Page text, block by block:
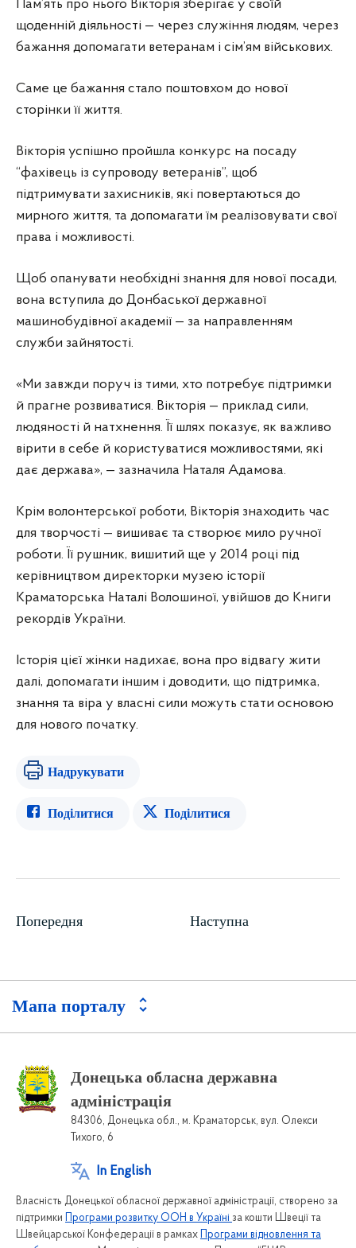
Пам’ять про нього Вікторія зберігає у своїй
щоденній діяльності — через служіння людям, через
бажання допомагати ветеранам і сім’ям військових.
Саме це бажання стало поштовхом до нової
сторінки її життя.
Вікторія успішно пройшла конкурс на посаду
“фахівець із супроводу ветеранів”, щоб
підтримувати захисників, які повертаються до
мирного життя, та допомагати їм реалізовувати свої
права і можливості.
Щоб опанувати необхідні знання для нової посади,
вона вступила до Донбаської державної
машинобудівної академії — за направленням
служби зайнятості.
«Ми завжди поруч із тими, хто потребує підтримки
й прагне розвиватися. Вікторія — приклад сили,
людяності й натхнення. Її шлях показує, як важливо
вірити в себе й користуватися можливостями, які
дає держава», — зазначила Наталя Адамова.
Крім волонтерської роботи, Вікторія знаходить час
для творчості — вишиває та створює мило ручної
роботи. Її рушник, вишитий ще у 2014 році під
керівництвом директорки музею історії
Краматорська Наталі Волошиної, увійшов до Книги
рекордів України.
Історія цієї жінки надихає, вона про відвагу жити
далі, допомагати іншим і доводити, що підтримка,
знання та віра у власні сили можуть стати основою
для нового початку.
Надрукувати
Поділитися Поділитися
Попередня Наступна
Мапа порталу
Донецька обласна державна
адміністрація
84306, Донецька обл., м. Краматорськ, вул. Олекси
Тихого, 6
In English
Власність Донецької обласної державної адміністрації, створено за
підтримки
Програми розвитку ООН в Україні за кошти Швеції та
Швейцарської Конфедерації в рамках
Програми відновлення та